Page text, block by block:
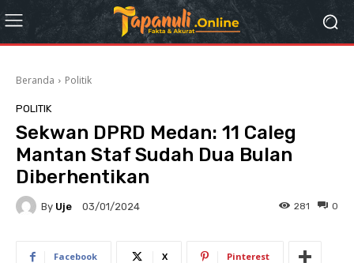
Beranda Politik
POLITIK
Sekwan DPRD Medan: 11 Caleg
Mantan Staf Sudah Dua Bulan
Diberhentikan
By Uje 03/01/2024 0
281
Facebook X Pinterest